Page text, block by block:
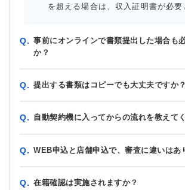
を超える場合は、収入証明書が必要
Q. 事前にオンラインで書類提出した場合も
か？
Q. 提出する書類はコピーでも大丈夫ですか？
Q. 自動契約機に入ってからの流れを教えて
Q. WEB申込と店舗申込で、審査に違いはあ
Q. 在籍確認は実施されますか？